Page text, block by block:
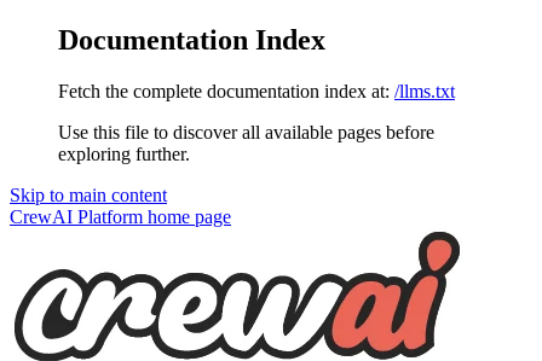
Documentation Index
Fetch the complete documentation index at: /llms.txt
Use this file to discover all available pages before
exploring further.
Skip to main content
CrewAI Platform home page